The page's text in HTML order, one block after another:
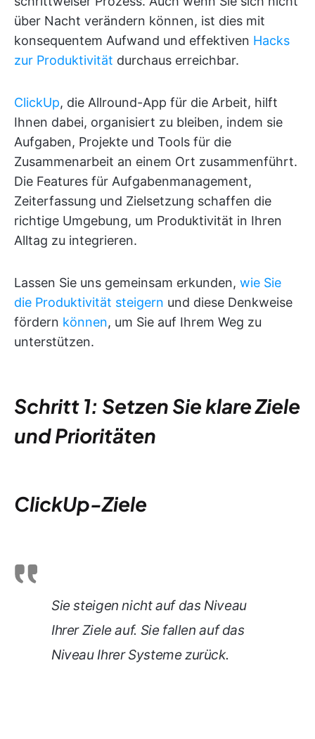
über Nacht verändern können, ist dies mit
konsequentem Aufwand und effektiven Hacks
zur Produktivität durchaus erreichbar.
ClickUp, die Allround-App für die Arbeit, hilft
Ihnen dabei, organisiert zu bleiben, indem sie
Aufgaben, Projekte und Tools für die
Zusammenarbeit an einem Ort zusammenführt.
Die Features für Aufgabenmanagement,
Zeiterfassung und Zielsetzung schaffen die
richtige Umgebung, um Produktivität in Ihren
Alltag zu integrieren.
Lassen Sie uns gemeinsam erkunden, wie Sie
die Produktivität steigern und diese Denkweise
fördern können, um Sie auf Ihrem Weg zu
unterstützen.
Schritt 1: Setzen Sie klare Ziele
und Prioritäten
ClickUp-Ziele
Sie steigen nicht auf das Niveau
Ihrer Ziele auf. Sie fallen auf das
Niveau Ihrer Systeme zurück.